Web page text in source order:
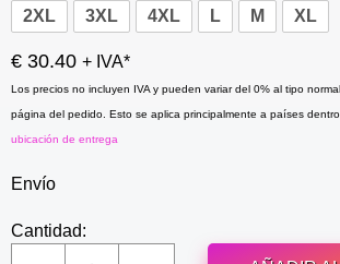
2XL 3XL 4XL L M XL
€ 30.40 + IVA*
Los precios no incluyen IVA y pueden variar del 0% al tipo
página del pedido. Esto se aplica principalmente a países dentro
ubicación de entrega
Envío
Cantidad: